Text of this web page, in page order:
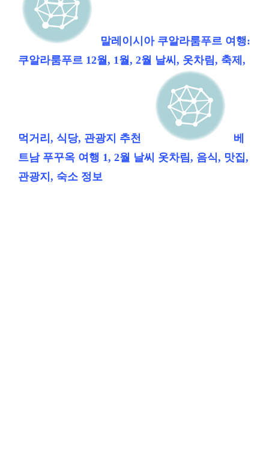
말레이시아 쿠알라룸푸르 여행:
쿠알라룸푸르 12월, 1월, 2월 날씨, 옷차림, 축제,
먹거리, 식당, 관광지 추천
베
트남 푸꾸옥 여행 1, 2월 날씨 옷차림, 음식, 맛집,
관광지, 숙소 정보